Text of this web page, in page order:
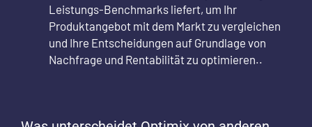
Leistungs-Benchmarks liefert, um Ihr
Produktangebot mit dem Markt zu vergleichen
und Ihre Entscheidungen auf Grundlage von
Nachfrage und Rentabilität zu optimieren..